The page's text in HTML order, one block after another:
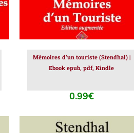
Mémoires d’un touriste (Stendhal) |
Ebook epub, pdf, Kindle
0.99€